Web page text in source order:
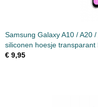
Samsung Galaxy A10 / A20
siliconen hoesje transparant
€ 9,95